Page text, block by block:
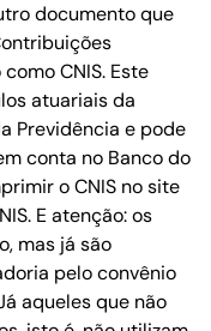
documento que
CNIS. Este
atuariais da
Previdência e pode
conta no Banco do
o CNIS no site
E atenção: os
mas já são
pelo convênio
aqueles que não